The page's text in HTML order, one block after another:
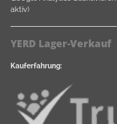
aktiv)
YERD Lager-Verkauf
Kauferfahrung: